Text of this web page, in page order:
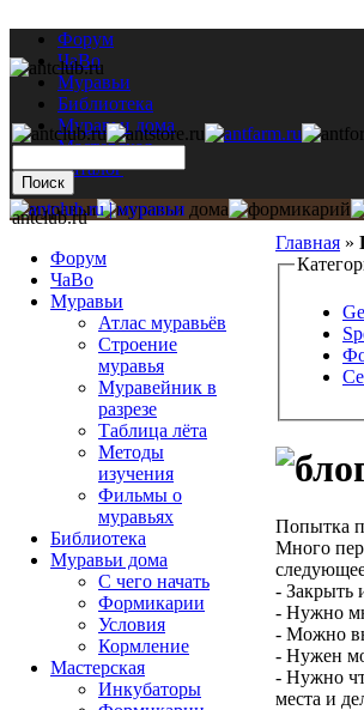
Форум
ЧаВо
Муравьи
Библиотека
Муравьи дома
Мастерская
Каталог
Главная »
Попытка
Много
- Закрыть
- Нужно
- Можно
- Нужен
- Нужно
места и
antclub.ru
Форум
ЧаВо
Муравьи
Атлас муравьёв
Строение
муравья
Муравейник в
разрезе
Таблица лёта
Методы
изучения
Фильмы о
муравьях
Библиотека
Муравьи дома
С чего начать
Формикарии
Условия
Кормление
Мастерская
Инкубаторы